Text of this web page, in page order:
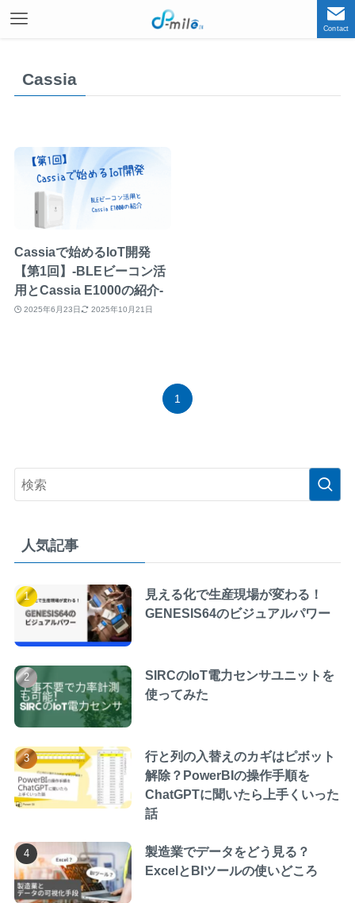
Contact
Cassia
Cassiaで始めるIoT開発
【第1回】-BLEビーコン活
用とCassia E1000の紹介-
2025年6月23日 2025年10月21日
1
人気記事
見える化で生産現場が変わる！
GENESIS64のビジュアルパワー
SIRCのIoT電力センサユニットを
使ってみた
行と列の入替えのカギはピボット
解除？PowerBIの操作手順を
ChatGPTに聞いたら上手くいった
話
製造業でデータをどう見る？
ExcelとBIツールの使いどころ